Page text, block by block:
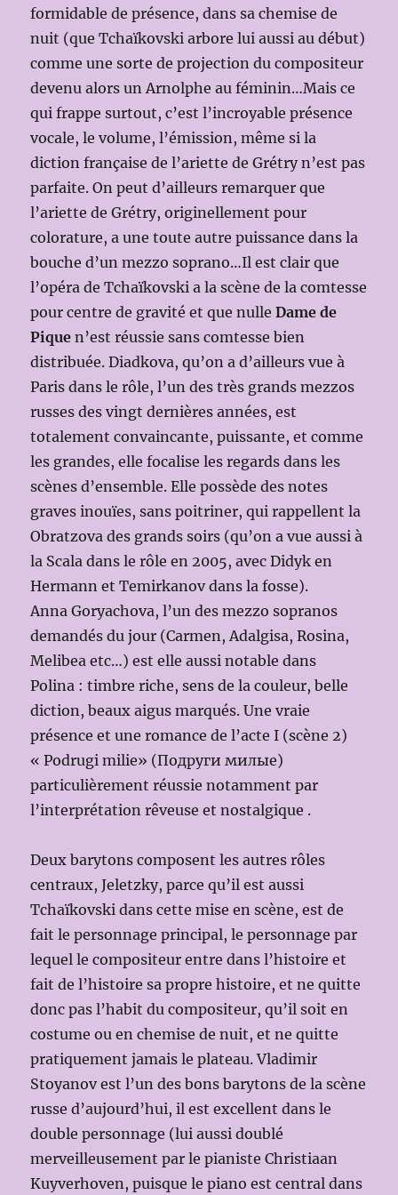
formidable de présence, dans sa chemise de
nuit (que Tchaïkovski arbore lui aussi au début)
comme une sorte de projection du compositeur
devenu alors un Arnolphe au féminin…Mais ce
qui frappe surtout, c’est l’incroyable présence
vocale, le volume, l’émission, même si la
diction française de l’ariette de Grétry n’est pas
parfaite. On peut d’ailleurs remarquer que
l’ariette de Grétry, originellement pour
colorature, a une toute autre puissance dans la
bouche d’un mezzo soprano…Il est clair que
l’opéra de Tchaïkovski a la scène de la comtesse
pour centre de gravité et que nulleDame de
Pique n’est réussie sans comtesse bien
distribuée. Diadkova, qu’on a d’ailleurs vue à
Paris dans le rôle, l’un des très grands mezzos
russes des vingt dernières années, est
totalement convaincante, puissante, et comme
les grandes, elle focalise les regards dans les
scènes d’ensemble. Elle possède des notes
graves inouïes, sans poitriner, qui rappellent la
Obratzova des grands soirs (qu’on a vue aussi à
la Scala dans le rôle en 2005, avec Didyk en
Hermann et Temirkanov dans la fosse).
Anna Goryachova, l’un des mezzo sopranos
demandés du jour (Carmen, Adalgisa, Rosina,
Melibea etc…) est elle aussi notable dans
Polina : timbre riche, sens de la couleur, belle
diction, beaux aigus marqués. Une vraie
présence et une romance de l’acte I (scène 2)
« Podrugi milie» (Подруги милые)
particulièrement réussie notamment par
l’interprétation rêveuse et nostalgique .
Deux barytons composent les autres rôles
centraux, Jeletzky, parce qu’il est aussi
Tchaïkovski dans cette mise en scène, est de
fait le personnage principal, le personnage par
lequel le compositeur entre dans l’histoire et
fait de l’histoire sa propre histoire, et ne quitte
donc pas l’habit du compositeur, qu’il soit en
costume ou en chemise de nuit, et ne quitte
pratiquement jamais le plateau. Vladimir
Stoyanov est l’un des bons barytons de la scène
russe d’aujourd’hui, il est excellent dans le
double personnage (lui aussi doublé
merveilleusement par le pianiste Christiaan
Kuyverhoven, puisque le piano est central dans